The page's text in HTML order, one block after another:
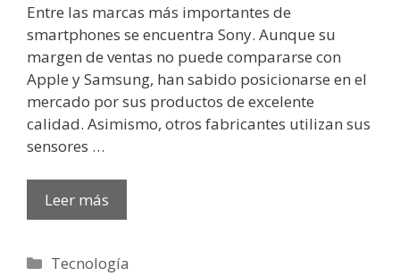
Entre las marcas más importantes de
smartphones se encuentra Sony. Aunque su
margen de ventas no puede compararse con
Apple y Samsung, han sabido posicionarse en el
mercado por sus productos de excelente
calidad. Asimismo, otros fabricantes utilizan sus
sensores …
Leer más
Categorías
Tecnología